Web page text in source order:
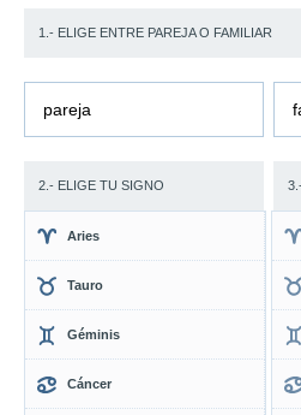
1.- ELIGE ENTRE PAREJA O FAMILIAR
pareja
2.- ELIGE TU SIGNO
Aries
Tauro
Géminis
Cáncer